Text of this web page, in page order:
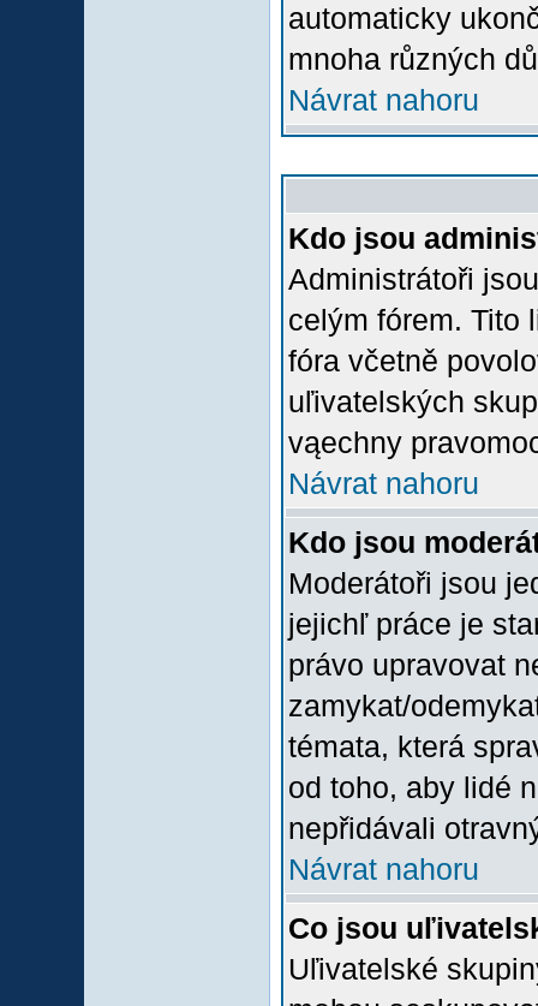
automaticky
mnoha různých
Návrat nahoru
Kdo jsou
Administrátoři
celým fórem. Tito
fóra včetně
uľivatelských
vąechny
Návrat nahoru
Kdo jsou
Moderátoři jsou
jejichľ práce je
právo upravovat
zamykat/
témata, která
od toho, aby lidé
nepřidávali
Návrat nahoru
Co jsou
Uľivatelské